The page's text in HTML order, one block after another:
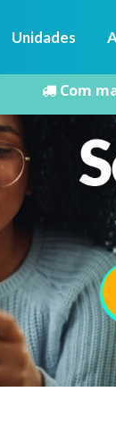
Unidades
Com